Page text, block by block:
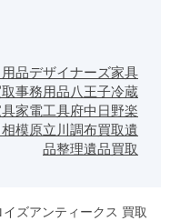
品デザイナーズ家具
事務用品八王子冷蔵
家電工具府中 日野楽
相模原立川調布買取遺
品整理遺品買取
ズアンティークス 買取